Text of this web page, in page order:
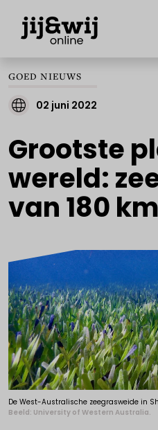
GOED NIEUWS
02 juni 2022
Grootste
wereld:
van 180 km
De West-Australische zeegrasweide in
Beeld: University of Western Australia.